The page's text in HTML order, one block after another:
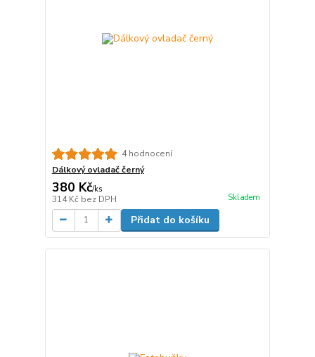
4 hodnocení
Dálkový ovladač černý
380 Kč/ks
314 Kč bez DPH Skladem
Přidat do košíku